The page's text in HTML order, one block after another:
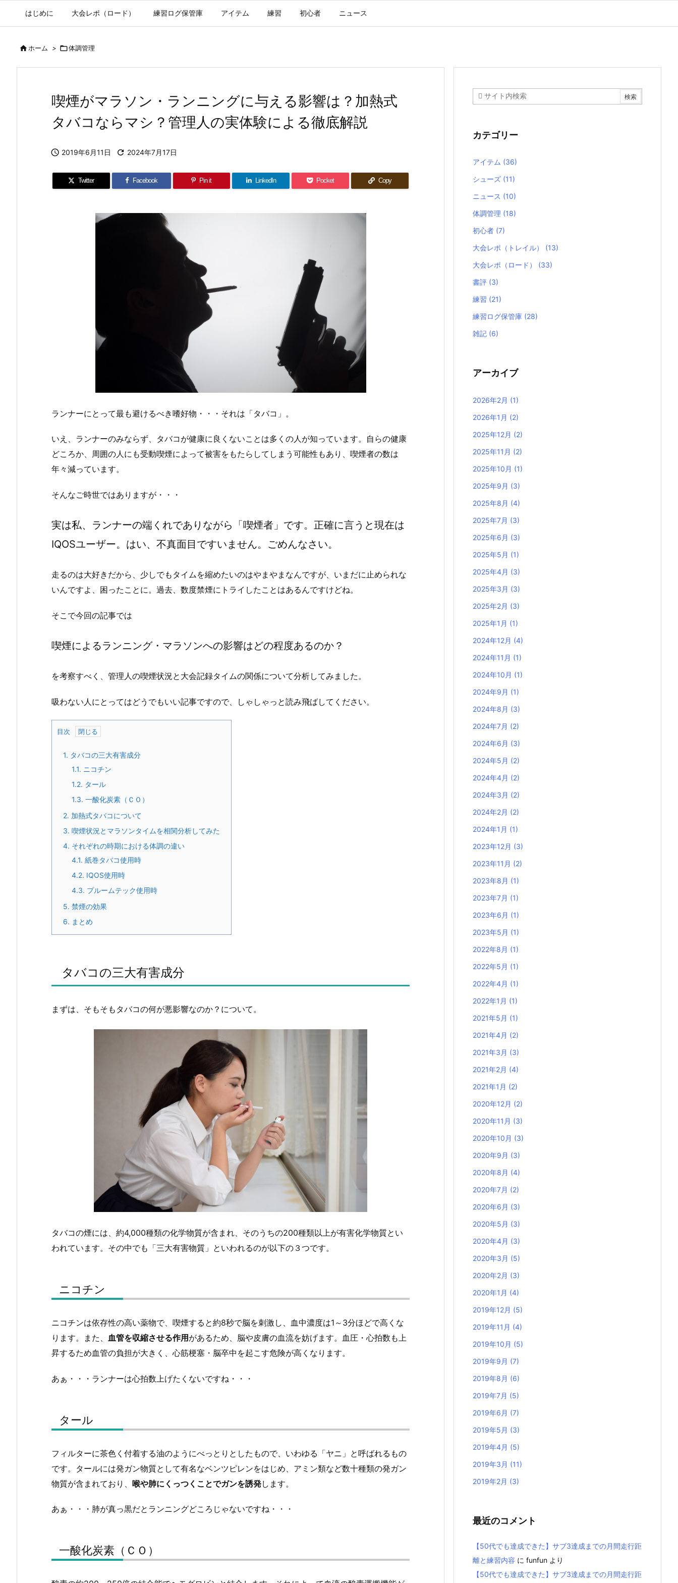
はじめに 大会レポ（ロード） 練習ログ保管庫 アイテム 練習 初心者 ニュース
ホーム > 体調管理
喫煙がマラソン・ランニングに与える影響は？加熱式
タバコならマシ？管理人の実体験による徹底解説
 2019年6月11日  2024年7月17日
Twitter Facebook Pin it LinkedIn Pocket Copy
ランナーにとって最も避けるべき嗜好物・・・それは「タバコ」。
いえ、ランナーのみならず、タバコが健康に良くないことは多くの人が知っています。自らの健康
どころか、周囲の人にも受動喫煙によって被害をもたらしてしまう可能性もあり、喫煙者の数は
年々減っています。
そんなご時世ではありますが・・・
実は私、ランナーの端くれでありながら「喫煙者」です。正確に言うと現在は
IQOSユーザー。はい、不真面目ですいません。ごめんなさい。
走るのは大好きだから、少しでもタイムを縮めたいのはやまやまなんですが、いまだに止められな
いんですよ、困ったことに。過去、数度禁煙にトライしたことはあるんですけどね。
そこで今回の記事では
喫煙によるランニング・マラソンへの影響はどの程度あるのか？
を考察すべく、管理人の喫煙状況と大会記録タイムの関係について分析してみました。
吸わない人にとってはどうでもいい記事ですので、しゃしゃっと読み飛ばしてください。
目次
1. タバコの三大有害成分
1.1. ニコチン
1.2. タール
1.3. 一酸化炭素（ＣＯ）
2. 加熱式タバコについて
3. 喫煙状況とマラソンタイムを相関分析してみた
4. それぞれの時期における体調の違い
4.1. 紙巻タバコ使用時
4.2. IQOS使用時
4.3. プルームテック使用時
5. 禁煙の効果
6. まとめ
タバコの三大有害成分
まずは、そもそもタバコの何が悪影響なのか？について。
タバコの煙には、約4,000種類の化学物質が含まれ、そのうちの200種類以上が有害化学物質とい
われています。その中でも「三大有害物質」といわれるのが以下の３つです。
ニコチン
ニコチンは依存性の高い薬物で、喫煙すると約8秒で脳を刺激し、血中濃度は1～3分ほどで高くな
ります。また、 血管を収縮させる作用があるため、脳や皮膚の血流を妨げます。血圧・心拍数も上
昇するため血管の負担が大きく、心筋梗塞・脳卒中を起こす危険が高くなります。
あぁ・・・ランナーは心拍数上げたくないですね・・・
タール
フィルターに茶色く付着する油のようにべっとりとしたもので、いわゆる「ヤニ」と呼ばれるもの
です。タールには発ガン物質として有名なベンツピレンをはじめ、アミン類など数十種類の発ガン
物質が含まれており、 喉や肺にくっつくことでガンを誘発します。
あぁ・・・肺が真っ黒だとランニングどころじゃないですね・・・
一酸化炭素（ＣＯ）
カテゴリー
アイテム (36)
シューズ (11)
ニュース (10)
体調管理 (18)
初心者 (7)
大会レポ（トレイル） (13)
大会レポ（ロード） (33)
書評 (3)
練習 (21)
練習ログ保管庫 (28)
雑記 (6)
アーカイブ
2026年2月 (1)
2026年1月 (2)
2025年12月 (2)
2025年11月 (2)
2025年10月 (1)
2025年9月 (3)
2025年8月 (4)
2025年7月 (3)
2025年6月 (3)
2025年5月 (1)
2025年4月 (3)
2025年3月 (3)
2025年2月 (3)
2025年1月 (1)
2024年12月 (4)
2024年11月 (1)
2024年10月 (1)
2024年9月 (1)
2024年8月 (3)
2024年7月 (2)
2024年6月 (3)
2024年5月 (2)
2024年4月 (2)
2024年3月 (2)
2024年2月 (2)
2024年1月 (1)
2023年12月 (3)
2023年11月 (2)
2023年8月 (1)
2023年7月 (1)
2023年6月 (1)
2023年5月 (1)
2022年8月 (1)
2022年5月 (1)
2022年4月 (1)
2022年1月 (1)
2021年5月 (1)
2021年4月 (2)
2021年3月 (3)
2021年2月 (4)
2021年1月 (2)
2020年12月 (2)
2020年11月 (3)
2020年10月 (3)
2020年9月 (3)
2020年8月 (4)
2020年7月 (2)
2020年6月 (3)
2020年5月 (3)
2020年4月 (3)
2020年3月 (5)
2020年2月 (3)
2020年1月 (4)
2019年12月 (5)
2019年11月 (4)
2019年10月 (5)
2019年9月 (7)
2019年8月 (6)
2019年7月 (5)
2019年6月 (7)
2019年5月 (3)
2019年4月 (5)
2019年3月 (11)
2019年2月 (3)
最近のコメント
【50代でも達成できた】サブ3達成までの月間走行距
離と練習内容 に funfun より
【50代でも達成できた】サブ3達成までの月間走行距